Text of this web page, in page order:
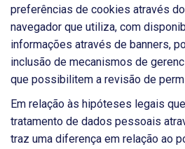
preferências de cookies através
navegador que utiliza, com
informações através de banners,
inclusão de mecanismos de
que possibilitem a revisão de
Em relação às hipóteses legais
tratamento de dados pessoais
traz uma diferença em relação ao